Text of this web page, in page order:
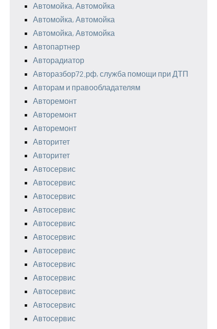
Автомойка, Автомойка
Автомойка, Автомойка
Автомойка, Автомойка
Автопартнер
Авторадиатор
Авторазбор72.рф, служба помощи при ДТП
Авторам и правообладателям
Авторемонт
Авторемонт
Авторемонт
Авторитет
Авторитет
Автосервис
Автосервис
Автосервис
Автосервис
Автосервис
Автосервис
Автосервис
Автосервис
Автосервис
Автосервис
Автосервис
Автосервис